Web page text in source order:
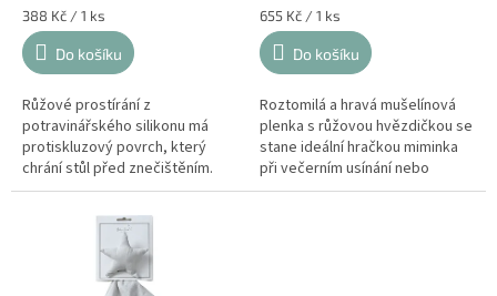
Měrná
cena:
388 Kč / 1 ks
Do košíku
Růžové prostírání z
potravinářského silikonu má
protiskluzový povrch, který
chrání stůl před znečištěním.
Servírovací podložku je
nepřilnavá a neabsorbuje vodu.
Měrná
cena:
655 Kč / 1 ks
Do košíku
Roztomilá a hravá mušelínová
plenka s růžovou hvězdičkou se
stane ideální hračkou miminka
při večerním usínání nebo
společníkem na cestách. Dětský